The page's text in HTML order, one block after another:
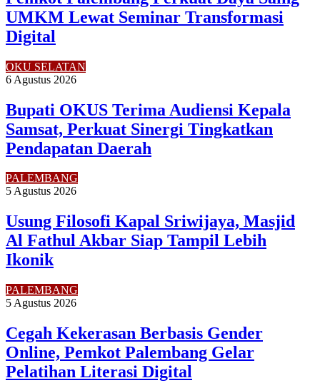
UMKM Lewat Seminar Transformasi
Digital
OKU SELATAN
6 Agustus 2026
Bupati OKUS Terima Audiensi Kepala
Samsat, Perkuat Sinergi Tingkatkan
Pendapatan Daerah
PALEMBANG
5 Agustus 2026
Usung Filosofi Kapal Sriwijaya, Masjid
Al Fathul Akbar Siap Tampil Lebih
Ikonik
PALEMBANG
5 Agustus 2026
Cegah Kekerasan Berbasis Gender
Online, Pemkot Palembang Gelar
Pelatihan Literasi Digital